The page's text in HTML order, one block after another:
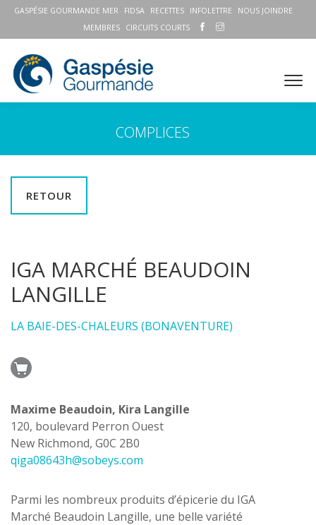
GASPÉSIE GOURMANDE MER FIDSA RECETTES INFOLETTRE
NOUS JOINDRE
MEMBRES
CIRCUITS COURTS
COMPLICES
RETOUR
IGA MARCHÉ BEAUDOIN
LANGILLE
LA BAIE-DES-CHALEURS (BONAVENTURE)
Maxime Beaudoin, Kira Langille
120, boulevard Perron Ouest
New Richmond, G0C 2B0
qiga08643h@sobeys.com
Parmi les nombreux produits d’épicerie du IGA
Marché Beaudoin Langille, une belle variété